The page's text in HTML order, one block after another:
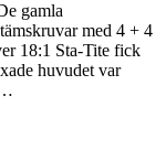
gamla
med 4 + 4
18:1 Sta-Tite fick
huvudet var
…